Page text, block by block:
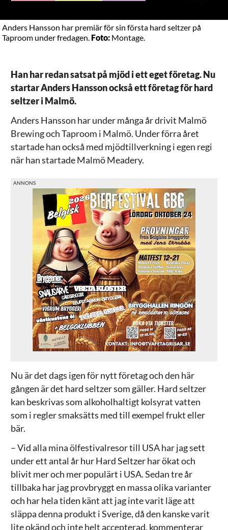
Anders Hansson har premiär för sin första hard seltzer på
Taproom under fredagen. Foto: Montage.
Han har redan satsat på mjöd i ett eget företag. Nu
startar Anders Hansson också ett företag för hard
seltzer i Malmö.
Anders Hansson har under många år drivit Malmö
Brewing och Taproom i Malmö. Under förra året
startade han också med mjödtillverkning i egen regi
när han startade Malmö Meadery.
Nu är det dags igen för nytt företag och den här
gången är det hard seltzer som gäller. Hard seltzer
kan beskrivas som alkoholhaltigt kolsyrat vatten
som i regler smaksätts med till exempel frukt eller
bär.
– Vid alla mina ölfestivalresor till USA har jag sett
under ett antal år hur Hard Seltzer har ökat och
blivit mer och mer populärt i USA. Sedan tre år
tillbaka har jag provbryggt en massa olika varianter
och har hela tiden känt att jag inte varit läge att
släppa denna produkt i Sverige, då den kanske varit
lite okänd och inte helt accepterad, kommenterar